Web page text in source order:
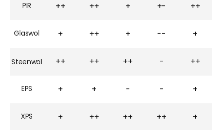
PIR ++ ++ + +- ++
Glaswol + ++ + -- +
Steenwol ++ ++ ++ - ++
EPS + + - - +
XPS + ++ ++ ++
+